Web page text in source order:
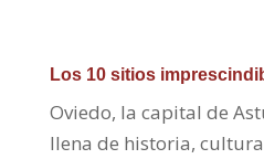
Los 10 sitios
Oviedo, la capital de
llena de historia,